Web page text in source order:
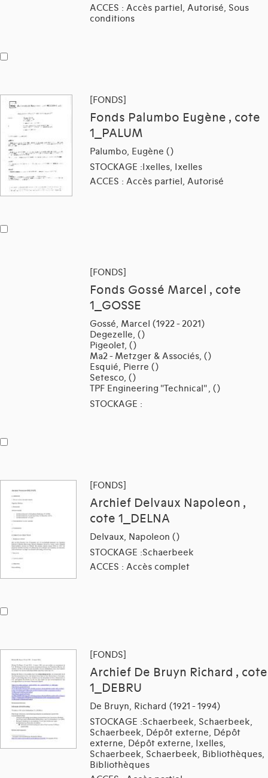
ACCES : Accès partiel, Autorisé, Sous
conditions
[FONDS]
Fonds Palumbo Eugène , cote
1_PALUM
Palumbo, Eugène ()
STOCKAGE :Ixelles, Ixelles
ACCES : Accès partiel, Autorisé
[FONDS]
Fonds Gossé Marcel , cote
1_GOSSE
Gossé, Marcel (1922 - 2021)
Degezelle, ()
Pigeolet, ()
Ma2 - Metzger & Associés, ()
Esquié, Pierre ()
Setesco, ()
TPF Engineering "Technical" , ()
STOCKAGE :
[FONDS]
Archief Delvaux Napoleon ,
cote 1_DELNA
Delvaux, Napoleon ()
STOCKAGE :Schaerbeek
ACCES : Accès complet
[FONDS]
Archief De Bruyn Richard , cote
1_DEBRU
De Bruyn, Richard (1921 - 1994)
STOCKAGE :Schaerbeek, Schaerbeek,
Schaerbeek, Dépôt externe, Dépôt
externe, Dépôt externe, Ixelles,
Schaerbeek, Schaerbeek, Bibliothèques,
Bibliothèques